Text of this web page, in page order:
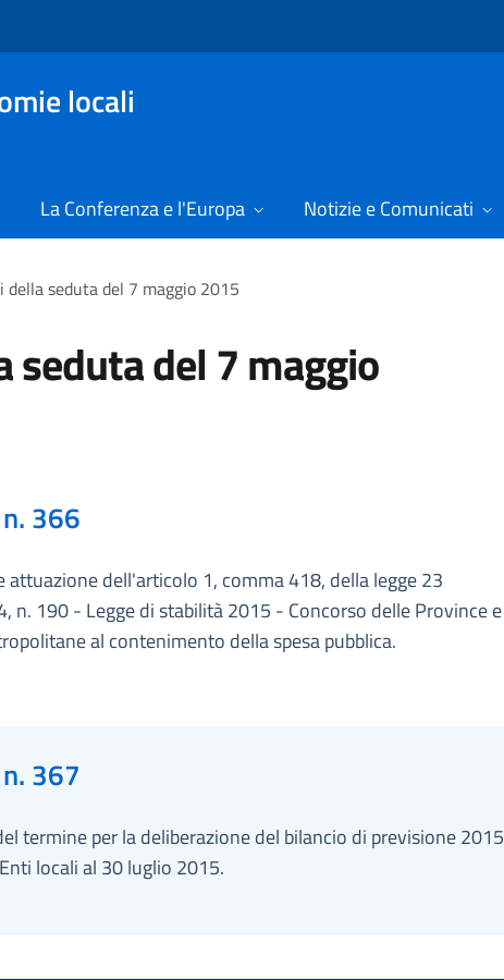
locali
La Conferenza e l'Europa Notizie e Comunicati
della seduta del 7 maggio 2015
seduta del 7 maggio
366
attuazione dell'articolo 1, comma 418, della legge 23
n. 190 - Legge di stabilità 2015 - Concorso delle Province e
al contenimento della spesa pubblica.
367
termine per la deliberazione del bilancio di previsione 2015
locali al 30 luglio 2015.